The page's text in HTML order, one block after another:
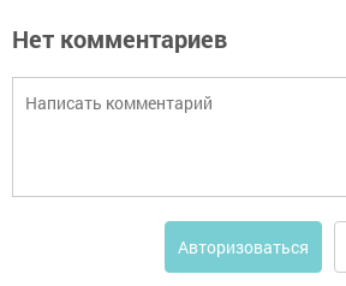
Нет комментариев
Авторизоваться